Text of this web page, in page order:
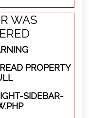
WAS
PROPERTY
SIDEBAR-